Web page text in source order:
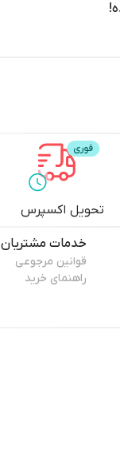
تحویل اکسپرس
خدمات مشتریان
قوانین مرجوعی
راهنمای خرید